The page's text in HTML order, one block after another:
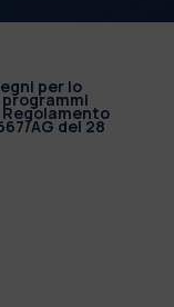
per lo
AG del 28